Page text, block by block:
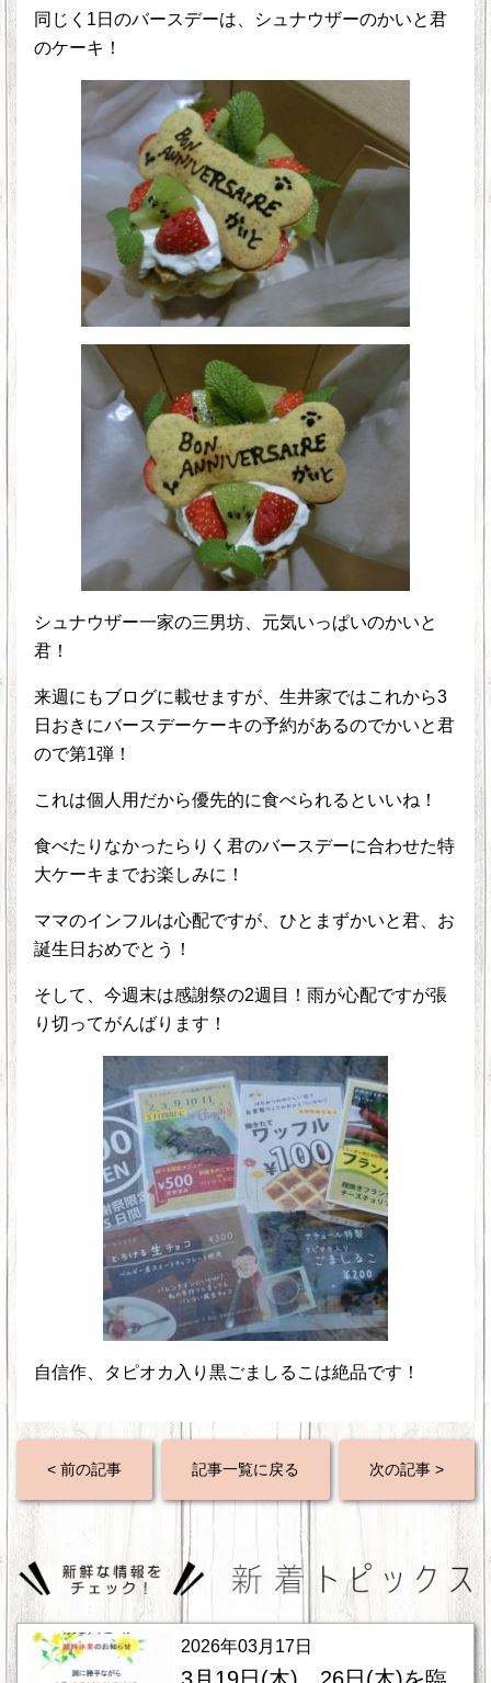
同じく1日のバースデーは、シュナウザーのかいと君
のケーキ！
シュナウザー一家の三男坊、元気いっぱいのかいと
君！
来週にもブログに載せますが、生井家ではこれから3
日おきにバースデーケーキの予約があるのでかいと君
ので第1弾！
これは個人用だから優先的に食べられるといいね！
食べたりなかったらりく君のバースデーに合わせた特
大ケーキまでお楽しみに！
ママのインフルは心配ですが、ひとまずかいと君、お
誕生日おめでとう！
そして、今週末は感謝祭の2週目！雨が心配ですが張
り切ってがんばります！
自信作、タピオカ入り黒ごましるこは絶品です！
< 前の記事 記事一覧に戻る 次の記事 >
2026年03月17日